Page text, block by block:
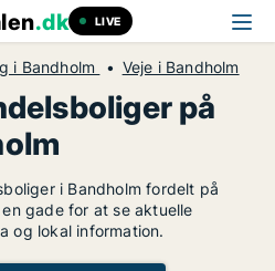
.dk LIVE
i Bandholm Veje i Bandholm
på
i Bandholm fordelt på
gade for at se aktuelle
og lokal information.